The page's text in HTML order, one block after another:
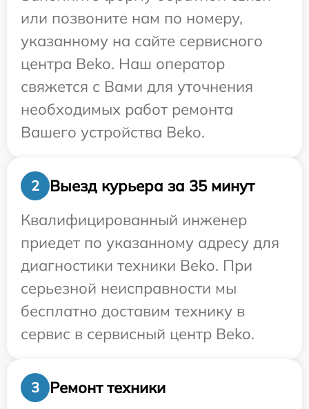
или позвоните нам по номеру,
указанному на сайте сервисного
центра Beko. Наш оператор
свяжется с Вами для уточнения
необходимых работ ремонта
Вашего устройства Beko.
2
Выезд курьера за 35 минут
Квалифицированный инженер
приедет по указанному адресу для
диагностики техники Beko. При
серьезной неисправности мы
бесплатно доставим технику в
сервис в сервисный центр Beko.
3 Ремонт техники